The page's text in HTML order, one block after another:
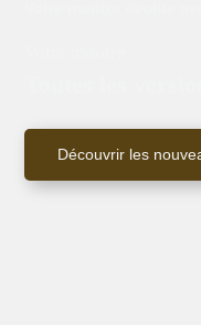
Découvrir les